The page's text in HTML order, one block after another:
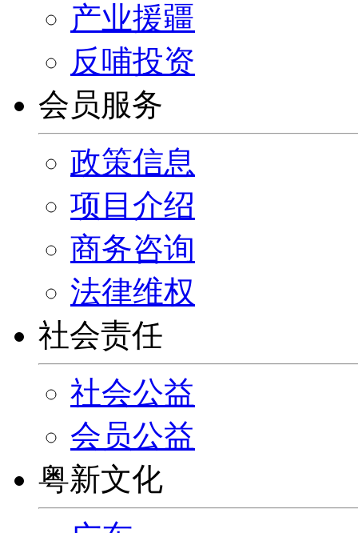
产业援疆
反哺投资
会员服务
政策信息
项目介绍
商务咨询
法律维权
社会责任
社会公益
会员公益
粤新文化